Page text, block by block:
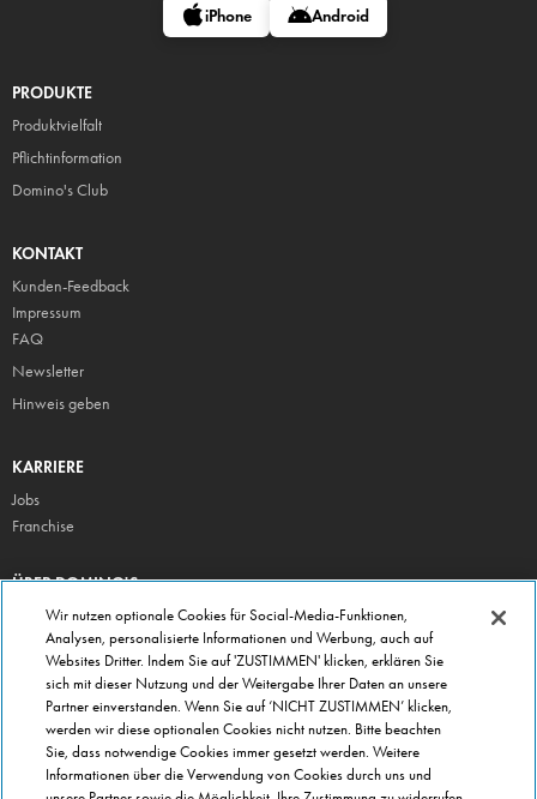
iPhone Android
PRODUKTE
Produktvielfalt
Pflichtinformation
Domino's Club
KONTAKT
Kunden-Feedback
Impressum
FAQ
Newsletter
Hinweis geben
KARRIERE
Jobs
Franchise
ÜBER DOMINO'S
Storesuche
Presse
Domino's App
Unternehmen
Geschenkgutscheine
Cookie Einstellungen
Wir nutzen optionale Cookies für Social-Media-Funktionen,
Analysen, personalisierte Informationen und Werbung, auch auf
Websites Dritter. Indem Sie auf 'ZUSTIMMEN' klicken, erklären Sie
sich mit dieser Nutzung und der Weitergabe Ihrer Daten an unsere
Partner einverstanden. Wenn Sie auf ‘NICHT ZUSTIMMEN’ klicken,
werden wir diese optionalen Cookies nicht nutzen. Bitte beachten
Sie, dass notwendige Cookies immer gesetzt werden. Weitere
Informationen über die Verwendung von Cookies durch uns und